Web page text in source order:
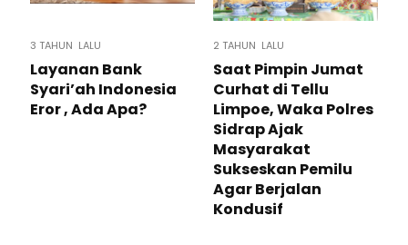
3 TAHUN LALU
Layanan Bank
Syari’ah Indonesia
Eror , Ada Apa?
2 TAHUN LALU
Saat Pimpin Jumat
Curhat di Tellu
Limpoe, Waka Polres
Sidrap Ajak
Masyarakat
Sukseskan Pemilu
Agar Berjalan
Kondusif